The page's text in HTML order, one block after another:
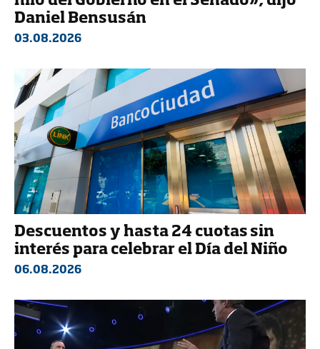
Daniel Bensusán
03.08.2026
Descuentos y hasta 24 cuotas sin
interés para celebrar el Día del Niño
06.08.2026